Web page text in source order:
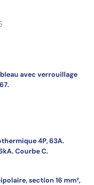
avec verrouillage
4P, 63A.
Courbe C.
section 16 mm²,